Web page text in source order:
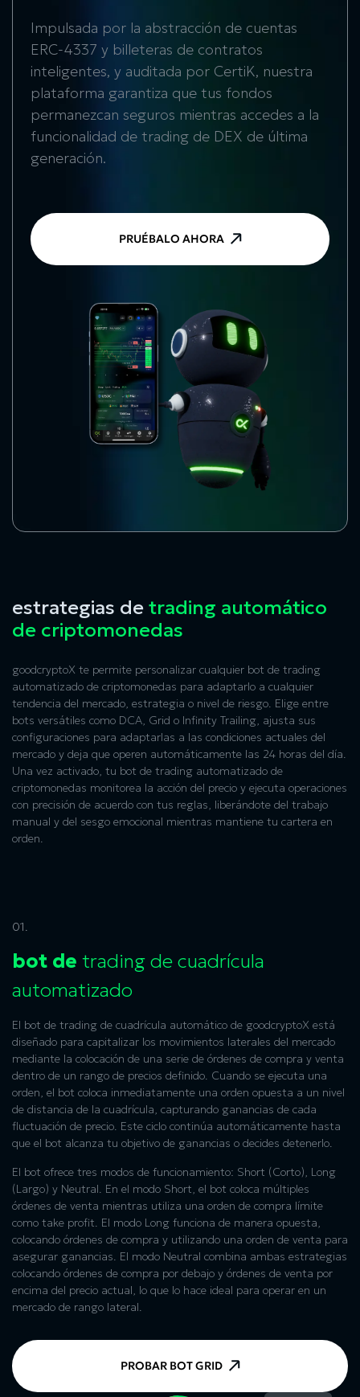
Impulsada por la abstracción de cuentas
ERC-4337 y billeteras de contratos
inteligentes, y auditada por CertiK, nuestra
plataforma garantiza que tus fondos
permanezcan seguros mientras accedes a la
funcionalidad de trading de DEX de última
generación.
PRUÉBALO AHORA
estrategias de trading automático
de criptomonedas
goodcryptoX te permite personalizar cualquier bot de trading
automatizado de criptomonedas para adaptarlo a cualquier
tendencia del mercado, estrategia o nivel de riesgo. Elige entre
bots versátiles como DCA, Grid o Infinity Trailing, ajusta sus
configuraciones para adaptarlas a las condiciones actuales del
mercado y deja que operen automáticamente las 24 horas del día.
Una vez activado, tu bot de trading automatizado de
criptomonedas monitorea la acción del precio y ejecuta operaciones
con precisión de acuerdo con tus reglas, liberándote del trabajo
manual y del sesgo emocional mientras mantiene tu cartera en
orden.
01.
bot de trading de cuadrícula
automatizado
El bot de trading de cuadrícula automático de goodcryptoX está
diseñado para capitalizar los movimientos laterales del mercado
mediante la colocación de una serie de órdenes de compra y venta
dentro de un rango de precios definido. Cuando se ejecuta una
orden, el bot coloca inmediatamente una orden opuesta a un nivel
de distancia de la cuadrícula, capturando ganancias de cada
fluctuación de precio. Este ciclo continúa automáticamente hasta
que el bot alcanza tu objetivo de ganancias o decides detenerlo.
El bot ofrece tres modos de funcionamiento: Short (Corto), Long
(Largo) y Neutral. En el modo Short, el bot coloca múltiples
órdenes de venta mientras utiliza una orden de compra límite
como take profit. El modo Long funciona de manera opuesta,
colocando órdenes de compra y utilizando una orden de venta para
asegurar ganancias. El modo Neutral combina ambas estrategias
colocando órdenes de compra por debajo y órdenes de venta por
encima del precio actual, lo que lo hace ideal para operar en un
mercado de rango lateral.
PROBAR BOT GRID